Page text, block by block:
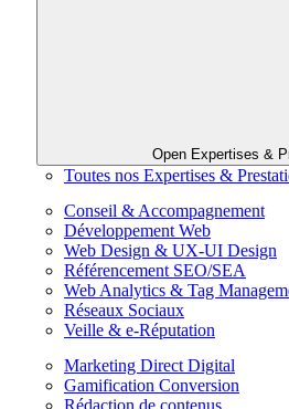
Open Expertises &
Toutes nos Expertises &
Conseil & Accompagnement
Développement Web
Web Design & UX-UI Design
Référencement SEO/SEA
Web Analytics & Tag
Réseaux Sociaux
Veille & e-Réputation
Marketing Direct Digital
Gamification Conversion
Rédaction de contenus